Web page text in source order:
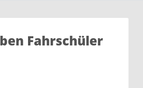
Fahrschüler